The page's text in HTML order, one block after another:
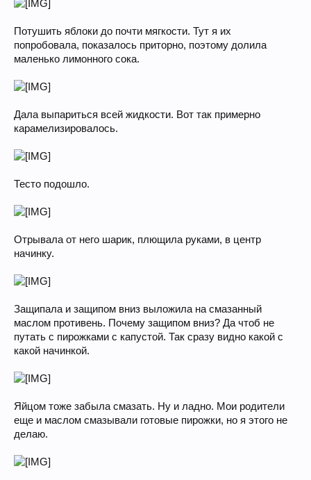
Потушить яблоки до почти мягкости. Тут я их
попробовала, показалось приторно, поэтому долила
маленько лимонного сока.
Дала выпариться всей жидкости. Вот так примерно
карамелизировалось.
Тесто подошло.
Отрывала от него шарик, плющила руками, в центр
начинку.
Защипала и защипом вниз выложила на смазанный
маслом противень. Почему защипом вниз? Да чтоб не
путать с пирожками с капустой. Так сразу видно какой с
какой начинкой.
Яйцом тоже забыла смазать. Ну и ладно. Мои родители
еще и маслом смазывали готовые пирожки, но я этого не
делаю.